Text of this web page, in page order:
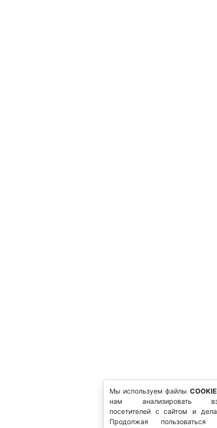
Мы используем файлы COOKIE
нам анализировать
посетителей с сайтом и
Продолжая